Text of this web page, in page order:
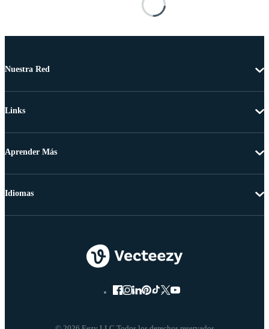
Nuestra Red
Links
Aprender Más
Idiomas